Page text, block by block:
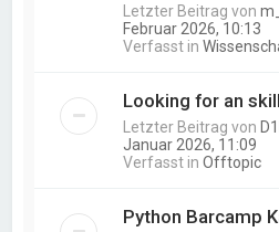
Letzter Beitrag von
Februar 2026, 10:13
Verfasst in
Looking for an
Letzter Beitrag von
Januar 2026, 11:09
Verfasst inOfftopic
Python Barcamp